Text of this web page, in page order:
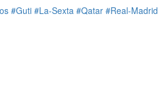
#Guti #La-Sexta #Qatar #Real-Madrid